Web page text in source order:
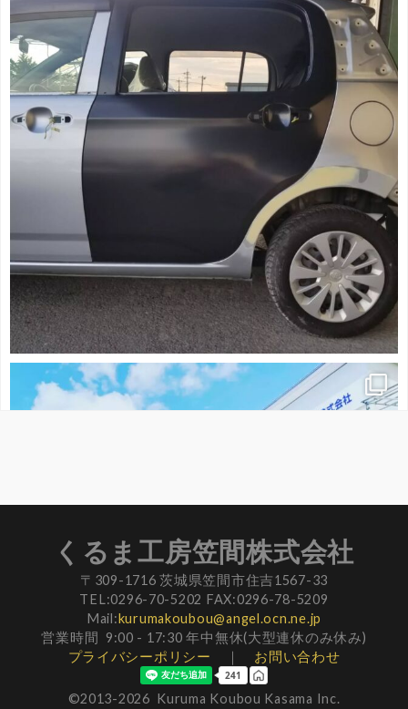
くるま工房笠間株式会社
〒309-1716 茨城県笠間市住吉1567-33
TEL:0296-70-5202 FAX:0296-78-5209
Mail:kurumakoubou@angel.ocn.ne.jp
営業時間 9:00 - 17:30 年中無休(大型連休のみ休み)
プライバシーポリシー
｜ お問い合わせ
©2013-2026 Kuruma Koubou Kasama Inc.